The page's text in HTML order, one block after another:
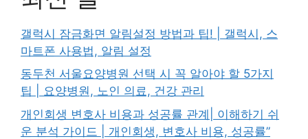
갤럭시 잠금화면 알림설정 방법과 팁! | 갤럭시, 스
마트폰 사용법, 알림 설정
동두천 서울요양병원 선택 시 꼭 알아야 할 5가지
팁 | 요양병원, 노인 의료, 건강 관리
개인회생 변호사 비용과 성공률 관계| 이해하기 쉬
운 분석 가이드 | 개인회생, 변호사 비용, 성공률”